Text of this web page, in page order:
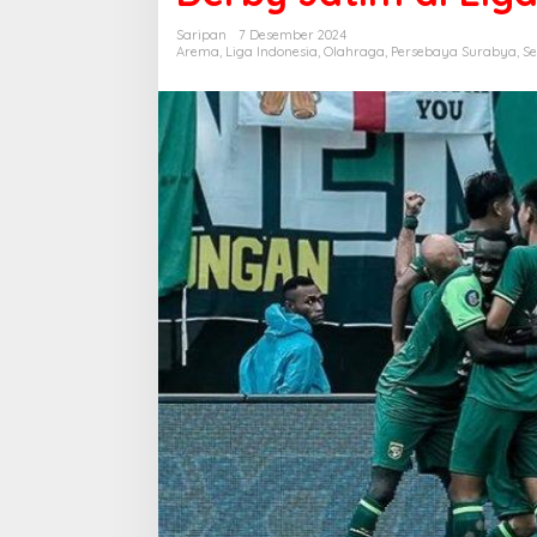
Saripan
7 Desember 2024
Arema, Liga Indonesia, Olahraga, Persebaya Surabya,